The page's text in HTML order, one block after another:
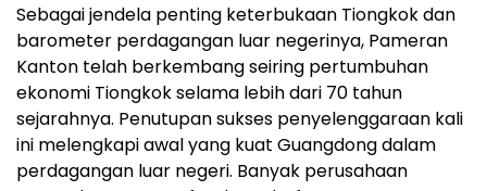
Sebagai jendela penting keterbukaan Tiongkok dan
barometer perdagangan luar negerinya, Pameran
Kanton telah berkembang seiring pertumbuhan
ekonomi Tiongkok selama lebih dari 70 tahun
sejarahnya. Penutupan sukses penyelenggaraan kali
ini melengkapi awal yang kuat Guangdong dalam
perdagangan luar negeri. Banyak perusahaan